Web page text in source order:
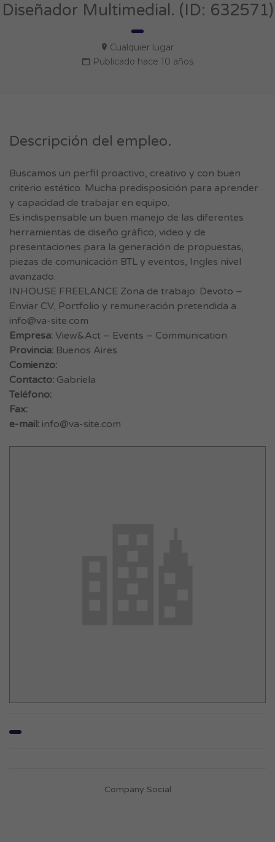
Diseñador Multimedial. (ID: 632571)
Cualquier lugar
Publicado hace 10 años
Descripción del empleo.
Buscamos un perfil proactivo, creativo y con buen
criterio estético. Mucha predisposición para aprender
y capacidad de trabajar en equipo.
Es indispensable un buen manejo de las diferentes
herramientas de diseño gráfico, video y de
presentaciones para la generación de propuestas,
piezas de comunicación BTL y eventos, Ingles nivel
avanzado.
INHOUSE FREELANCE Zona de trabajo: Devoto –
Enviar CV, Portfolio y remuneración pretendida a
info@va-site.com
Empresa: View&Act – Events – Communication
Provincia: Buenos Aires
Comienzo:
Contacto: Gabriela
Teléfono:
Fax:
e-mail: info@va-site.com
Company Social